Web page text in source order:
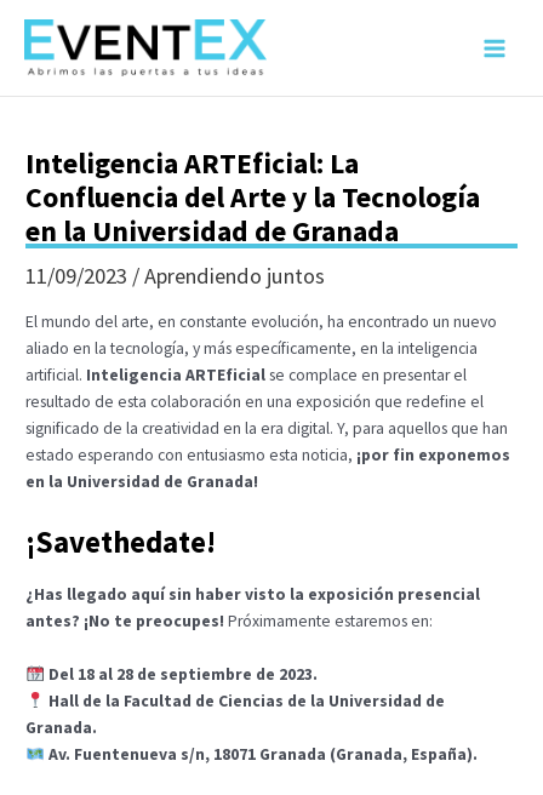
contenido
Main
Inteligencia ARTEficial: La
Confluencia del Arte y la Tecnología
en la Universidad de Granada
11/09/2023 /Aprendiendo juntos
El mundo del arte, en constante evolución, ha encontrado un nuevo
aliado en la tecnología, y más específicamente, en la inteligencia
artificial. Inteligencia ARTEficialse complace en presentar el
resultado de esta colaboración en una exposición que redefine el
significado de la creatividad en la era digital. Y, para aquellos que han
estado esperando con entusiasmo esta noticia, ¡por fin exponemos
en la Universidad de Granada!
¡Savethedate!
¿Has llegado aquí sin haber visto la exposición presencial
antes? ¡No te preocupes! Próximamente estaremos en:
Del 18 al 28 de septiembre de 2023.
Hall de la Facultad de Ciencias de la Universidad de
Granada.
Av. Fuentenueva s/n, 18071 Granada (Granada, España).